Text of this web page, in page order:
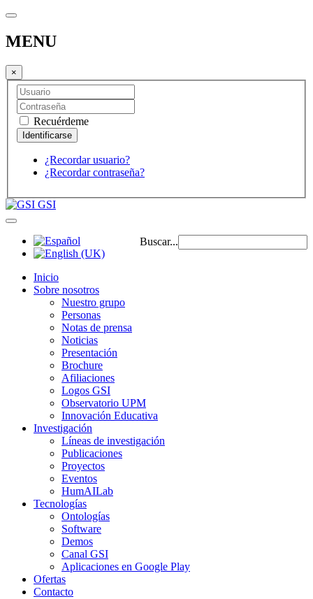
MENU
×
Recuérdeme
¿Recordar usuario?
¿Recordar contraseña?
GSI
Buscar...
Inicio
Sobre nosotros
Nuestro grupo
Personas
Notas de prensa
Noticias
Presentación
Brochure
Afiliaciones
Logos GSI
Observatorio UPM
Innovación Educativa
Investigación
Líneas de investigación
Publicaciones
Proyectos
Eventos
HumAILab
Tecnologías
Ontologías
Software
Demos
Canal GSI
Aplicaciones en Google Play
Ofertas
Contacto